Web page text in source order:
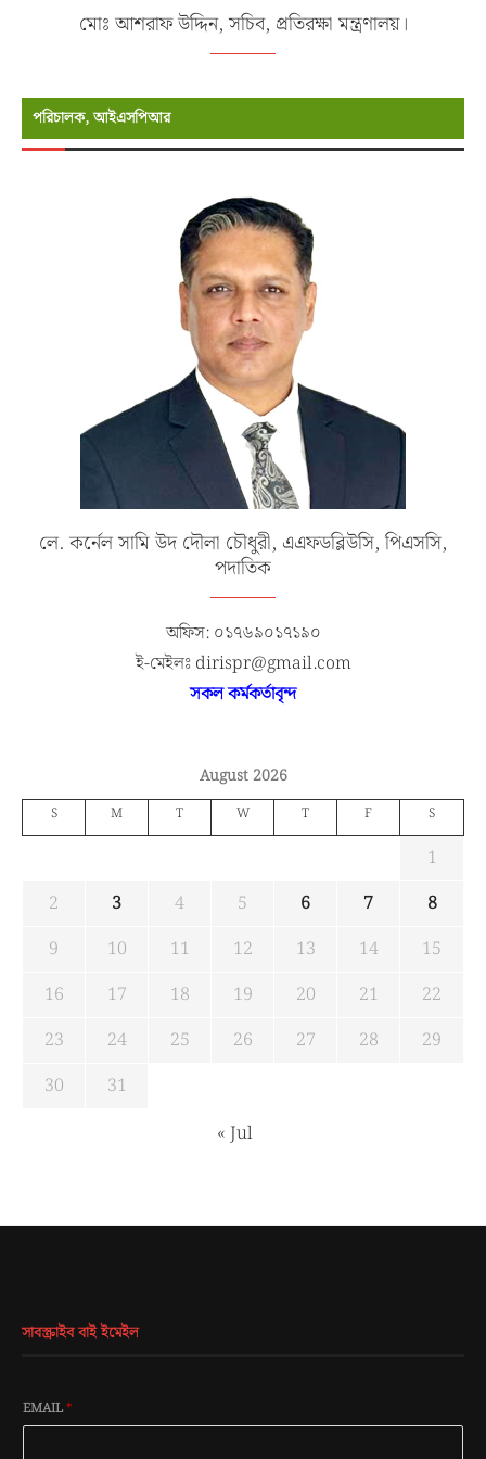
মোঃ আশরাফ উদ্দিন, সচিব, প্রতিরক্ষা মন্ত্রণালয়।
পরিচালক, আইএসপিআর
লে. কর্নেল সামি উদ দৌলা চৌধুরী, এএফডব্লিউসি, পিএসসি,
পদাতিক
অফিস: ০১৭৬৯০১৭১৯০
ই-মেইলঃ dirispr@gmail.com
সকল কর্মকর্তাবৃন্দ
August 2026
S M T W T F S
1
2
3 4 5 6 7
8
9
10 11 12 13 14
15
16
17 18 19 20 21
22
23
24 25 26 27 28
29
30
31
« Jul
সাবস্ক্রাইব বাই ইমেইল
EMAIL*